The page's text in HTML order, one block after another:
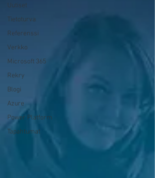
Uutiset
Tietoturva
Referenssi
Verkko
Microsoft 365
Rekry
Blogi
Azure
Power Platform
Tapahtumat